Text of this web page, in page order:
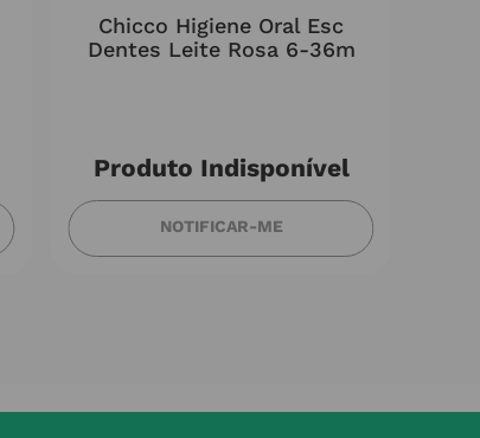
Chicco Higiene Oral Esc
Dentes Leite Rosa 6-36m
Produto Indisponível
NOTIFICAR-ME